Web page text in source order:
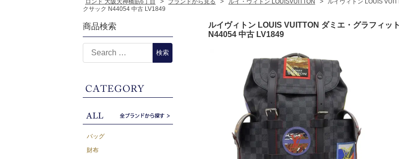
ロンド 大阪天神橋筋6丁目 ブランドから見る ルイ・ヴィトン LOUISVUITTON
ルイヴィトン LOUIS
クサック N44054 中古 LV1849
ルイヴィトン LOUIS VUITTON ダミエ・グラフィッ
N44054 中古 LV1849
商品検索
バッグ
財布